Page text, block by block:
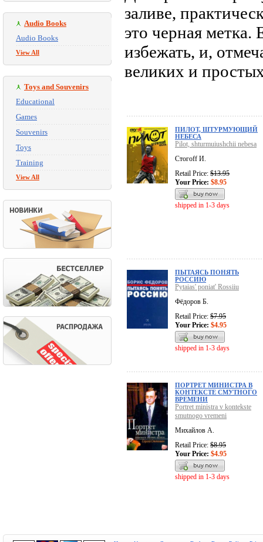
Audio Books
Audio Books
View All
Toys and Souvenirs
Educational
Games
Souvenirs
Toys
Training
View All
заливе,
это черная метка.
избежать, и,
великих и
ПИЛОТ, ШТУРМУЮЩИЙ
НЕБЕСА
Pilot, shturmuiushchii nebesa
Стогоff И.
Retail Price: $13.95
Your Price: $8.95
shipped in 1-3 days
ПЫТАЯСЬ ПОНЯТЬ
РОССИЮ
Pytaias' poniat' Rossiiu
Фёдоров Б.
Retail Price: $7.95
Your Price: $4.95
shipped in 1-3 days
ПОРТРЕТ МИНИСТРА В
КОНТЕКСТЕ СМУТНОГО
ВРЕМЕНИ
Portret ministra v kontekste
smutnogo vremeni
Михайлов А.
Retail Price: $8.95
Your Price: $4.95
shipped in 1-3 days